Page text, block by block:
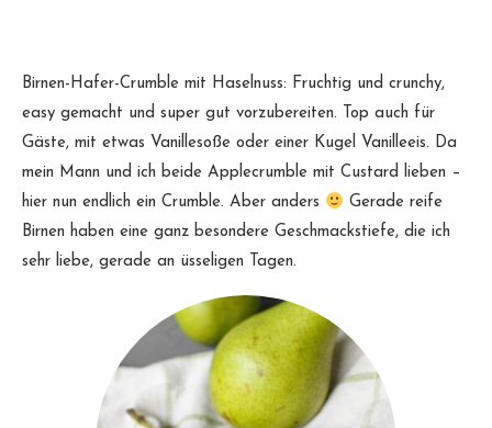
Birnen-Hafer-Crumble mit Haselnuss: Fruchtig und crunchy,
easy gemacht und super gut vorzubereiten. Top auch für
Gäste, mit etwas Vanillesoße oder einer Kugel Vanilleeis. Da
mein Mann und ich beide Applecrumble mit Custard lieben –
hier nun endlich ein Crumble. Aber anders
Gerade reife
Birnen haben eine ganz besondere Geschmackstiefe, die ich
sehr liebe, gerade an üsseligen Tagen.